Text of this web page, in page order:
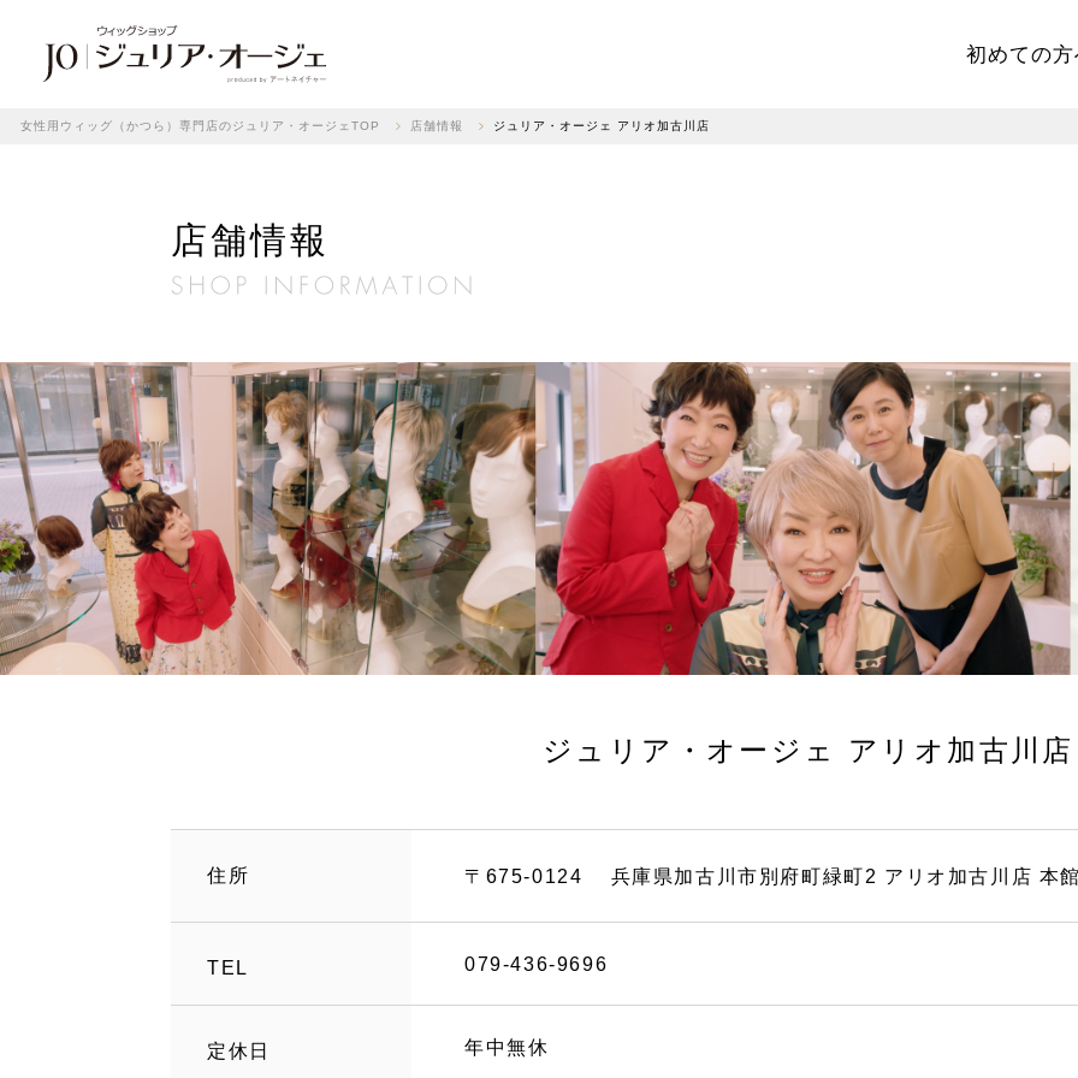
初めての方
女性用ウィッグ（かつら）専門店のジュリア・オージェTOP 店舗情報 ジュリア・オージェ アリオ加古川店
店舗情報
ジュリア・オージェ アリオ加古川店
住所 〒675-0124 兵庫県加古川市別府町緑町2 アリオ加古川店 本
TEL 079-436-9696
定休日 年中無休